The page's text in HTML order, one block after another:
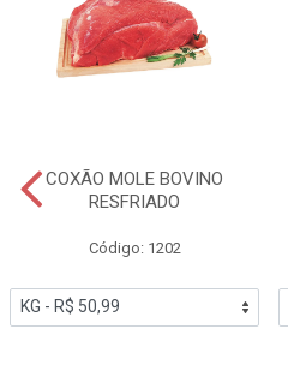
COXÃO MOLE BOVINO
RESFRIADO
Código: 1202